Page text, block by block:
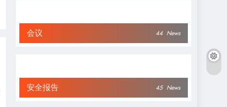
会议 44 News
安全报告 45 News